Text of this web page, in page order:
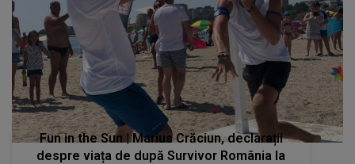
Fun in the Sun | Marius Crăciun, declarații
despre viața de după Survivor România la